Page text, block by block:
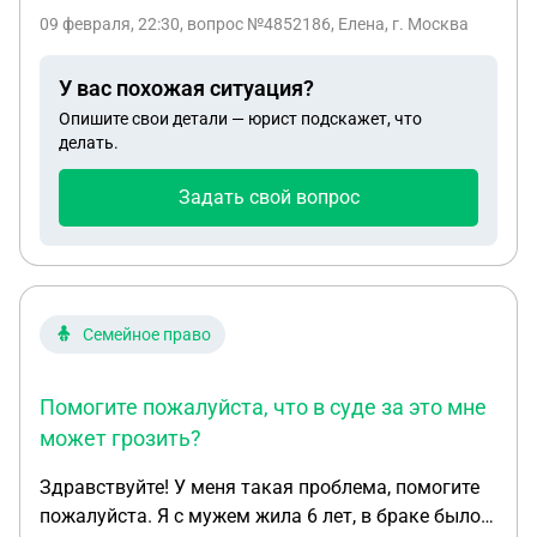
спасибо за ответ.
лет. Бывший муж нас выжил из квартиры, мы
препятствует, решили продать свои доли: мои и
троих детей. Как это сделать
09 февраля, 22:30, вопрос №4852186, Елена, г. Москва
У вас похожая ситуация?
Опишите свои детали — юрист подскажет, что
делать.
Задать свой вопрос
Семейное право
Помогите пожалуйста, что в суде за это мне
может грозить?
Здравствуйте! У меня такая проблема, помогите
пожалуйста. Я с мужем жила 6 лет, в браке было